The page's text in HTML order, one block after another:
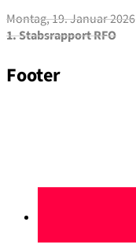
Montag, 19. Januar 2026
1. Stabsrapport RFO
Footer